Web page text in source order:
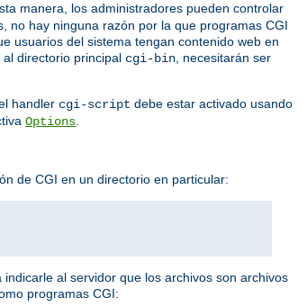
manera, los administradores pueden controlar
no hay ninguna razón por la que programas CGI
usuarios del sistema tengan contenido web en
directorio principal cgi-bin, necesitarán ser
handler cgi-script debe estar activado usando
Options.
de CGI en un directorio en particular:
al servidor que los archivos son archivos
programas CGI: